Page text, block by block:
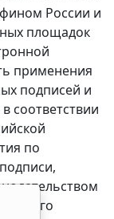
России и
площадок
применения
подписей и
соответствии
по